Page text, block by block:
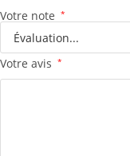
Votre note *
Votre avis *